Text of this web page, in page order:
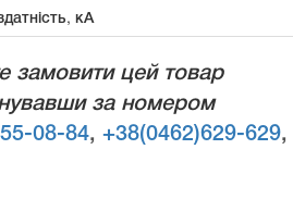
кА
замовити цей товар
за номером
08-84, +38(0462)629-629,